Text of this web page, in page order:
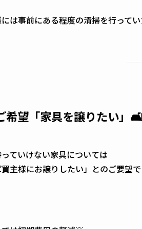
は事前にある程度の清掃を行って
希望「家具を譲りたい」
ていけない家具については
買主様にお譲りしたい」とのご要望